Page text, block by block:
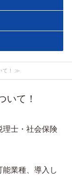
て！ ≫
いて！
理士・社会保険
業種、導入し